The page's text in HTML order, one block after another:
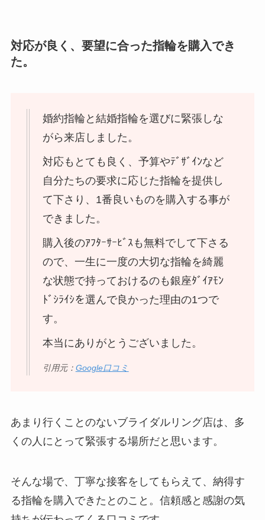
対応が良く、要望に合った指輪を購入でき
た。
婚約指輪と結婚指輪を選びに緊張しな
がら来店しました。
対応もとても良く、予算やﾃﾞｻﾞｲﾝなど
自分たちの要求に応じた指輪を提供し
て下さり、1番良いものを購入する事が
できました。
購入後のｱﾌﾀｰｻｰﾋﾞｽも無料でして下さる
ので、一生に一度の大切な指輪を綺麗
な状態で持っておけるのも銀座ﾀﾞｲｱﾓﾝ
ﾄﾞｼﾗｲｼを選んで良かった理由の1つで
す。
本当にありがとうございました。
引用元： Google口コミ
あまり行くことのないブライダルリング店は、多
くの人にとって緊張する場所だと思います。
そんな場で、丁寧な接客をしてもらえて、納得す
る指輪を購入できたとのこと。信頼感と感謝の気